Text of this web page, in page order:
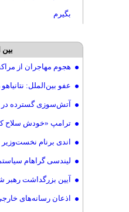
بگیرم
بین
هجوم مهاجران از
عفو بین‌الملل:
آتش‌سوزی گسترده در
ترامپ «خودش سلاح
اندی برنام نخست‌وزیر
لیندسی گراهام
آیین بزرگداشت رهبر
اذعان رسانه‌های